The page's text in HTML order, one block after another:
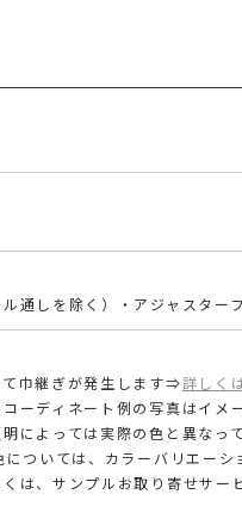
通しを除く）・アジャスター
て巾継ぎが発生します⇒詳しく
ーディネート例の写真はイメ
によっては実際の色と異なっ
については、カラーバリエーシ
は、サンプルお取り寄せサー